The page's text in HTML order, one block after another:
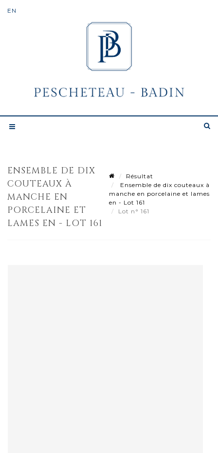
ENSEMBLE DE DIX
COUTEAUX À
MANCHE EN
PORCELAINE ET
LAMES EN - LOT 161
Résultat
Ensemble de dix couteaux à
manche en porcelaine et lames
en - Lot 161
Lot n° 161